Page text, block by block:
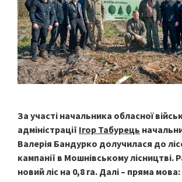
За участі начальника обласної
адміністрації Ігор Табурець
Валерія Бандурко долучилася до
кампанії в Мошнівському лісництві.
новий ліс на 0,8 га. Далі – пряма мова: